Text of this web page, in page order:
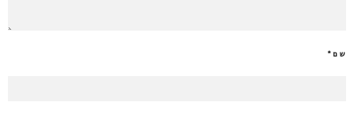
שם*